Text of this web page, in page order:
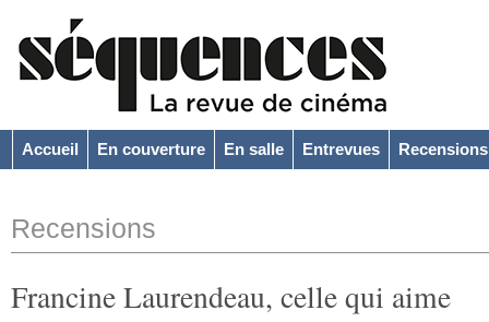
Accueil En couverture En salle Entrevues Recensions
Recensions
Francine Laurendeau, celle qui aime